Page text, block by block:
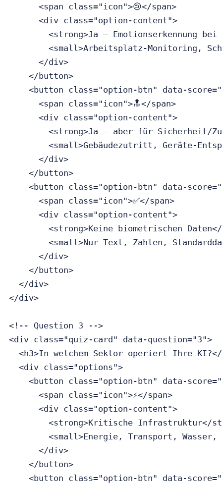
      <span class="icon">😢</span>
      <div class="option-content">
<strong>Ja — Emotionserkennung bei
<small>Arbeitsplatz-Monitoring,
      </div>
    </button>
<button class="option-btn" data-
      <span class="icon">🔝</span>
      <div class="option-content">
<strong>Ja — aber für Sicherheit/
<small>Gebäudezutritt, Geräte-
      </div>
    </button>
<button class="option-btn" data-
      <span class="icon">✅</span>
      <div class="option-content">
<strong>Keine biometrischen
<small>Nur Text, Zahlen,
      </div>
    </button>
  </div>
</div>
<!-- Question 3 -->
<div class="quiz-card" data-question="3">
<h3>In welchem Sektor operiert Ihre
  <div class="options">
<button class="option-btn" data-
      <span class="icon">⚡</span>
      <div class="option-content">
<strong>Kritische Infrastruktur</
<small>Energie, Transport, Wasser,
      </div>
    </button>
<button class="option-btn" data-